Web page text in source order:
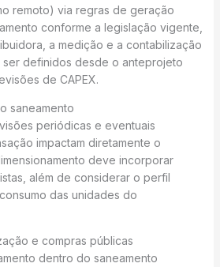
remoto) via regras de geração
conforme a legislação vigente,
a medição e a contabilização
definidos desde o anteprojeto
de CAPEX.
saneamento
periódicas e eventuais
impactam diretamente o
deve incorporar
além de considerar o perfil
das unidades do
e compras públicas
dentro do saneamento